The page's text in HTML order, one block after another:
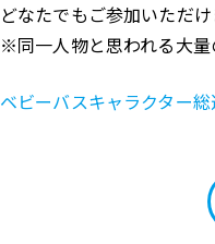
どなたでもご参加いただ
※同一人物と思われる大量
ベビーバスキャラクター